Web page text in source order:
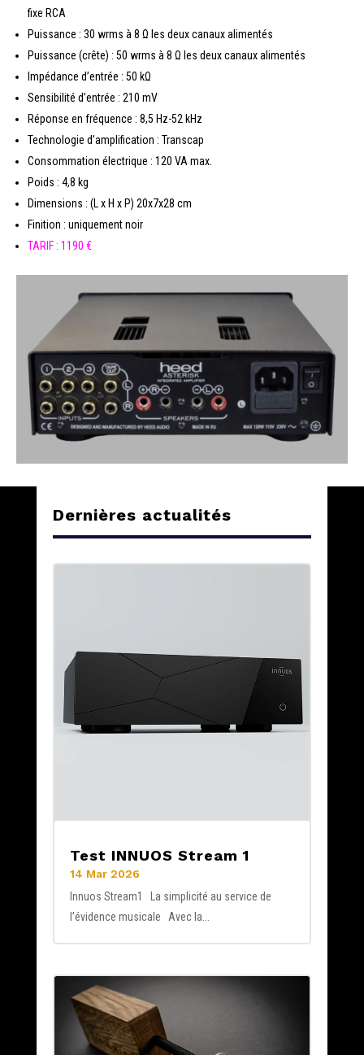
fixe RCA
Puissance : 30 wrms à 8 Ω les deux canaux alimentés
Puissance (crête) : 50 wrms à 8 Ω les deux canaux alimentés
Impédance d’entrée : 50 kΩ
Sensibilité d’entrée : 210 mV
Réponse en fréquence : 8,5 Hz-52 kHz
Technologie d’amplification : Transcap
Consommation électrique : 120 VA max.
Poids : 4,8 kg
Dimensions : (L x H x P) 20x7x28 cm
Finition : uniquement noir
TARIF : 1190 €
Dernières actualités
Test INNUOS Stream 1
14 Mar 2026
Innuos Stream1 La simplicité au service de
l’évidence musicale Avec la...